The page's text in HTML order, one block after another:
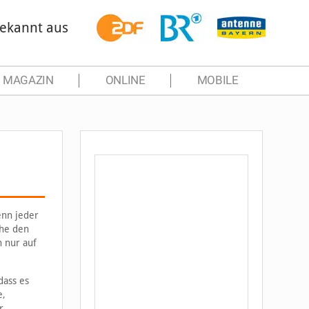
aus
MAGAZIN ONLINE MOBILE
jeder
den
nur auf
es